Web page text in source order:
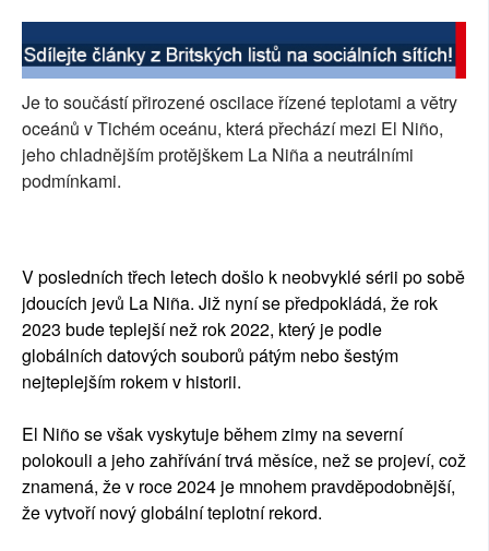
Je to součástí přirozené oscilace řízené teplotami a větry
oceánů v Tichém oceánu, která přechází mezi El Niño,
jeho chladnějším protějškem La Niña a neutrálními
podmínkami.
V posledních třech letech došlo k neobvyklé sérii po sobě
jdoucích jevů La Niña. Již nyní se předpokládá, že rok
2023 bude teplejší než rok 2022, který je podle
globálních datových souborů pátým nebo šestým
nejteplejším rokem v historii.
El Niño se však vyskytuje během zimy na severní
polokouli a jeho zahřívání trvá měsíce, než se projeví, což
znamená, že v roce 2024 je mnohem pravděpodobnější,
že vytvoří nový globální teplotní rekord.